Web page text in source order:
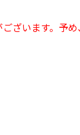
ざいます。予め